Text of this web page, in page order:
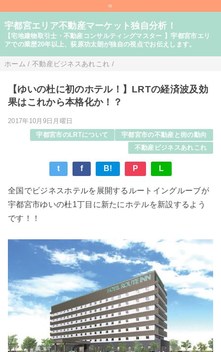
=
宇都宮エリア不動産マーケット独自分析！
【宅地建物取引士・不動産コンサルティングマスター 】宇都宮市エリ
アでの業歴20年以上、荻原功太朗が独自の視点でお伝えします。
ホーム / 不動産ビジネスあれこれ /
【ゆいの杜に初のホテル！】LRTの経済波及効
果はこれから本格化か！？
2017年10月9日月曜日
宇都宮市のLRTについて
宇都宮市の不動産と街の動向
不動産ビジネスあれこれ
t f B! P L
全国でビジネスホテルを展開するルートイングルーブが
宇都宮市ゆいの杜1丁目に新たにホテルを新設するよう
です！！